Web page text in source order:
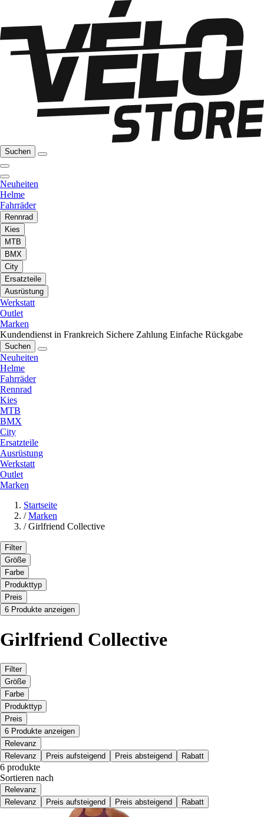
Suchen
Neuheiten
Helme
Fahrräder
Rennrad
Kies
MTB
BMX
City
Ersatzteile
Ausrüstung
Werkstatt
Outlet
Marken
Kundendienst in Frankreich Sichere Zahlung Einfache Rückgabe
Suchen
Neuheiten
Helme
Fahrräder
Rennrad
Kies
MTB
BMX
City
Ersatzteile
Ausrüstung
Werkstatt
Outlet
Marken
Startseite
/ Marken
/ Girlfriend Collective
Filter
Größe
Farbe
Produkttyp
Preis
6 Produkte anzeigen
Girlfriend Collective
Filter
Größe
Farbe
Produkttyp
Preis
6 Produkte anzeigen
Relevanz
Relevanz
Preis aufsteigend Preis absteigend Rabatt
6 produkte
Sortieren nach
Relevanz
Relevanz
Preis aufsteigend Preis absteigend Rabatt